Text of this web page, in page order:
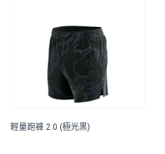
輕量跑褲 2.0 (極光黑)